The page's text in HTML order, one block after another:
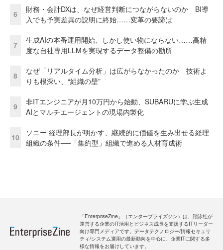
6
財務・会計DXは、なぜ経営判断につながらないのか BI導
入でも予実差異の説明に終始……変革の要諦は
7
生成AIの本番運用開始、しかし使い物にならない……高精
度な自社専用LLMを実現するデータ整備の勘所
8
なぜ「リアルタイム分析」は広がらなかったのか 技術よ
りも根深い、“組織の壁”
9
非ITエンジニアが月10万円から始動、SUBARUに学ぶ生成
AIとマルチエージェントの現場内製化
10
ソニー 経理部長が明かす、継続的に価値を生み出せる経理
組織の条件──「集約型」組織で進める人材育成術
「EnterpriseZine」（エンタープライズジン）は、翔泳社が
運営する企業のIT活用とビジネス成長を支援するITリーダー
向け専門メディアです。データテクノロジー/情報セキュリ
ティ/システム運用の最新動向を中心に、企業ITに関する多
様な情報をお届けしています。